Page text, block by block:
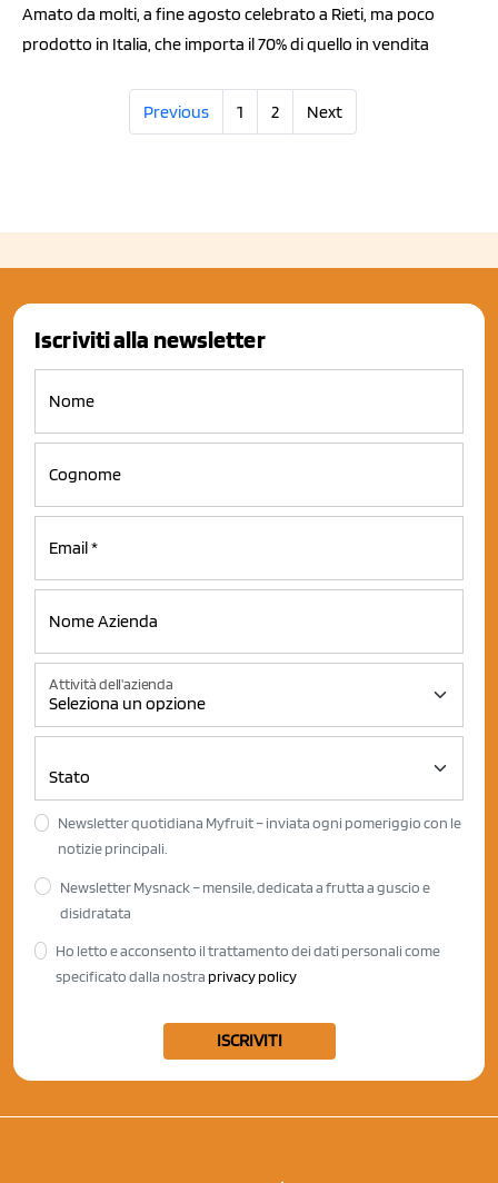
Amato da molti, a fine agosto celebrato a Rieti, ma poco
prodotto in Italia, che importa il 70% di quello in vendita
Previous 1 2 Next
Iscriviti alla newsletter
Attività dell'azienda
Newsletter quotidiana Myfruit – inviata ogni pomeriggio con le
notizie principali.
Newsletter Mysnack – mensile, dedicata a frutta a guscio e
disidratata
Ho letto e acconsento il trattamento dei dati personali come
specificato dalla nostra privacy policy
ISCRIVITI